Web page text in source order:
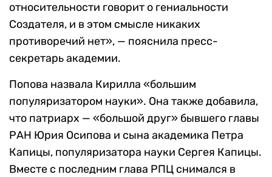
относительности говорит о гениальности
Создателя, и в этом смысле никаких
противоречий нет», — пояснила пресс-
секретарь академии.
Попова назвала Кирилла «большим
популяризатором науки». Она также добавила,
что патриарх — «большой друг» бывшего главы
РАН Юрия Осипова и сына академика Петра
Капицы, популяризатора науки Сергея Капицы.
Вместе с последним глава РПЦ снимался в